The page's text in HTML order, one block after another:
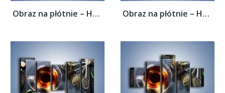
Obraz na płótnie – Herbata i inne dodatki... Obraz na płótnie – Herbata i inne dodatki...